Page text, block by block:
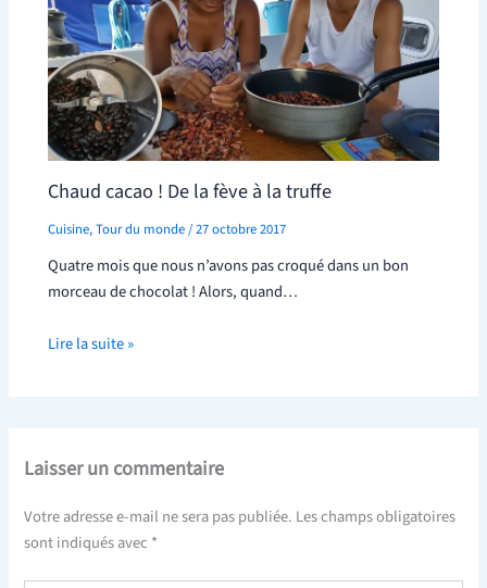
Chaud cacao ! De la fève à la truffe
Cuisine,Tour du monde/27 octobre 2017
Quatre mois que nous n’avons pas croqué dans un bon
morceau de chocolat ! Alors, quand…
Lire la suite »
Laisser un commentaire
Votre adresse e-mail ne sera pas publiée. Les champs obligatoires
sont indiqués avec *